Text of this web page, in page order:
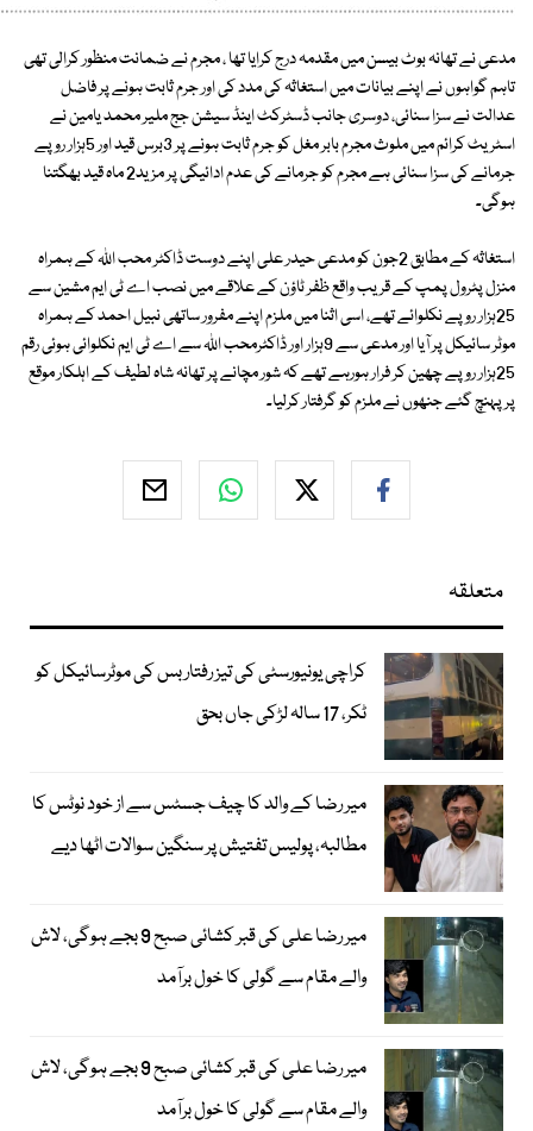
مدعی نے تھانہ بوٹ بیسن میں مقدمہ درج کرایا تھا ، مجرم نے ضمانت منظور کرالی تھی
تاہم گواہوں نے اپنے بیانات میں استغاثہ کی مدد کی اور جرم ثابت ہونے پر فاضل
عدالت نے سزا سنائی، دوسری جانب ڈسٹرکٹ اینڈ سیشن جج ملیر محمد یامین نے
اسٹریٹ کرائم میں ملوث مجرم بابر مغل کو جرم ثابت ہونے پر 3برس قید اور 5ہزار روپے
جرمانے کی سزا سنائی ہے مجرم کو جرمانے کی عدم ادائیگی پر مزید2 ماہ قید بھگتنا
ہوگی۔
استغاثہ کے مطابق 2جون کو مدعی حیدر علی اپنے دوست ڈاکٹر محب اﷲ کے ہمراہ
منزل پٹرول پمپ کے قریب واقع ظفر ٹاؤن کے علاقے میں نصب اے ٹی ایم مشین سے
25ہزار روپے نکلوائے تھے، اسی اثنا میں ملزم اپنے مفرور ساتھی نبیل احمد کے ہمراہ
موٹر سائیکل پر آیا اور مدعی سے 9ہزار اور ڈاکٹرمحب اﷲ سے اے ٹی ایم نکلوائی ہوئی رقم
25ہزار روپے چھین کر فرار ہورہے تھے کہ شور مچانے پر تھانہ شاہ لطیف کے اہلکار موقع
پر پہنچ گئے جنھوں نے ملزم کو گرفتار کرلیا۔
متعلقہ
کراچی یونیورسٹی کی تیز رفتار بس کی موٹرسائیکل کو
ٹکر، 17 سالہ لڑکی جاں بحق
میر رضا کے والد کا چیف جسٹس سے از خود نوٹس کا
مطالبہ، پولیس تفتیش پر سنگین سوالات اٹھا دیے
میر رضا علی کی قبر کشائی صبح 9 بجے ہوگی، لاش
والے مقام سے گولی کا خول برآمد
میر رضا علی کی قبر کشائی صبح 9 بجے ہوگی، لاش
والے مقام سے گولی کا خول برآمد